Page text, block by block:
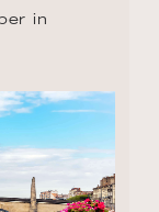
in